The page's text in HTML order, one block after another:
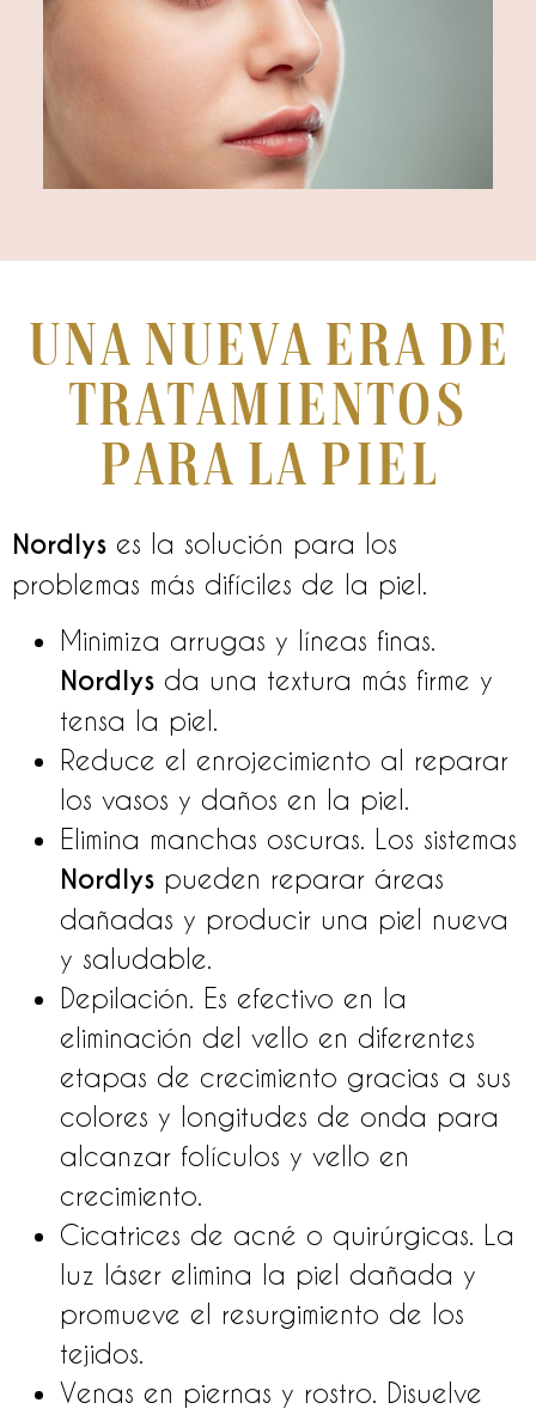
Una nueva era de
tratamientos
para la piel
Nordlys es la solución para los
problemas más difíciles de la piel.
Minimiza arrugas y líneas finas.
Nordlys da una textura más firme y
tensa la piel.
Reduce el enrojecimiento al reparar
los vasos y daños en la piel.
Elimina manchas oscuras. Los sistemas
Nordlys pueden reparar áreas
dañadas y producir una piel nueva
y saludable.
Depilación. Es efectivo en la
eliminación del vello en diferentes
etapas de crecimiento gracias a sus
colores y longitudes de onda para
alcanzar folículos y vello en
crecimiento.
Cicatrices de acné o quirúrgicas. La
luz láser elimina la piel dañada y
promueve el resurgimiento de los
tejidos.
Venas en piernas y rostro. Disuelve